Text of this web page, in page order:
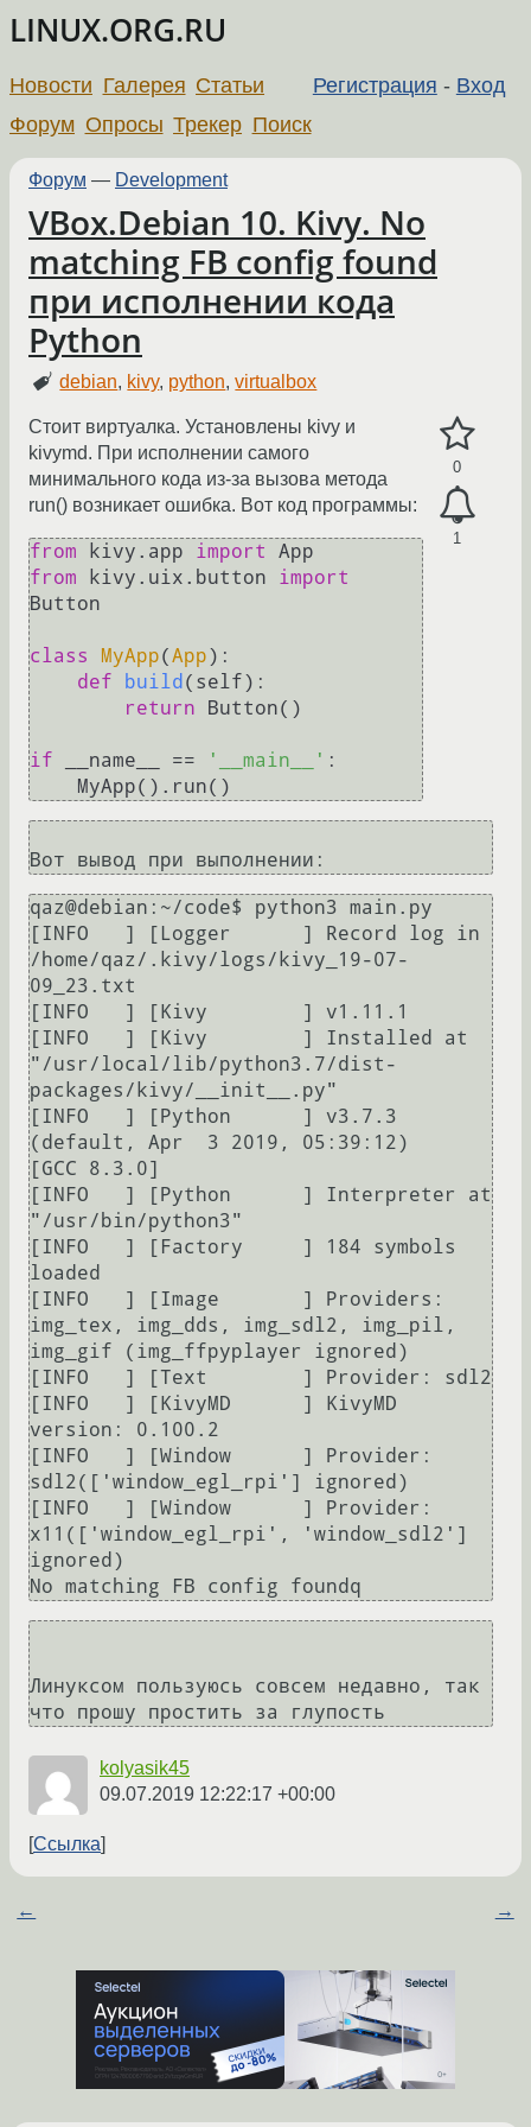
LINUX.ORG.RU
Регистрация - Вход
Новости Галерея Статьи
Форум Опросы Трекер Поиск
Форум — Development
VBox.Debian 10. Kivy. No
matching FB config found
при исполнении кода
Python
debian, kivy, python,virtualbox
0
1
Стоит виртуалка. Установлены kivy и
kivymd. При исполнении самого
минимального кода из-за вызова метода
run() возникает ошибка. Вот код программы:
from kivy.app import
from kivy.uix.button import
Button
class MyApp(App):
def
build ( self):
return Button()
if __name__ == '__main__' :
qaz@debian:~/code$ python3 main.py
[INFO   ] [Logger      ] Record log in
/home/qaz/.kivy/logs/kivy_19-07-
09_23.txt
[INFO   ] [Kivy        ] v1.11.1
[INFO   ] [Kivy        ] Installed at
"/usr/local/lib/python3.7/dist-
packages/kivy/__init__.py"
[INFO   ] [Python      ] v3.7.3
(default, Apr  3 2019, 05:39:12)
[GCC 8.3.0]
[INFO   ] [Python      ] Interpreter at
"/usr/bin/python3"
[INFO   ] [Factory     ] 184 symbols
loaded
[INFO   ] [Image       ] Providers:
img_tex, img_dds, img_sdl2, img_pil,
img_gif (img_ffpyplayer ignored)
[INFO   ] [Text        ] Provider: sdl2
[INFO   ] [KivyMD      ] KivyMD
version: 0.100.2
[INFO   ] [Window      ] Provider:
sdl2(['window_egl_rpi'] ignored)
[INFO   ] [Window      ] Provider:
x11(['window_egl_rpi', 'window_sdl2']
ignored)
Линуксом пользуюсь совсем недавно, так
что прошу простить за глупость
kolyasik45
09.07.2019 12:22:17 +00:00
Ссылка
← →